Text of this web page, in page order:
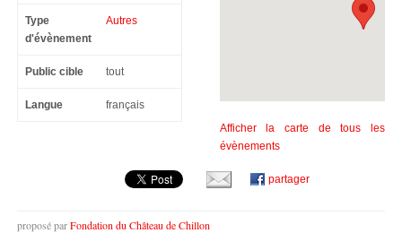
Type
d'évènement
Autres
Public cible tout
Langue français
Afficher la carte de tous les
évènements
partager
proposé parFondation du Château de Chillon